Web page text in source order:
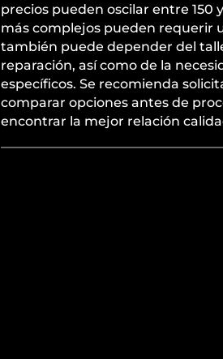
precios pueden oscilar entre 150
más complejos pueden requerir
también puede depender del
reparación, así como de la
específicos. Se recomienda
comparar opciones antes de
encontrar la mejor relación